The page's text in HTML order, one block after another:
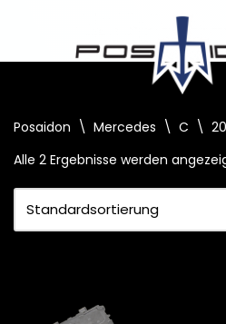
Posaidon \ Mercedes \ C \
Alle 2 Ergebnisse werden